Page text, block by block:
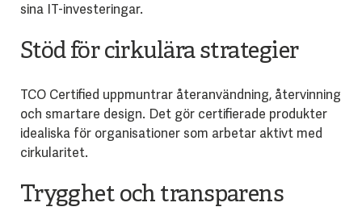
sina IT-investeringar.
Stöd för cirkulära strategier
TCO Certified uppmuntrar återanvändning, återvinning
och smartare design. Det gör certifierade produkter
idealiska för organisationer som arbetar aktivt med
cirkularitet.
Trygghet och transparens